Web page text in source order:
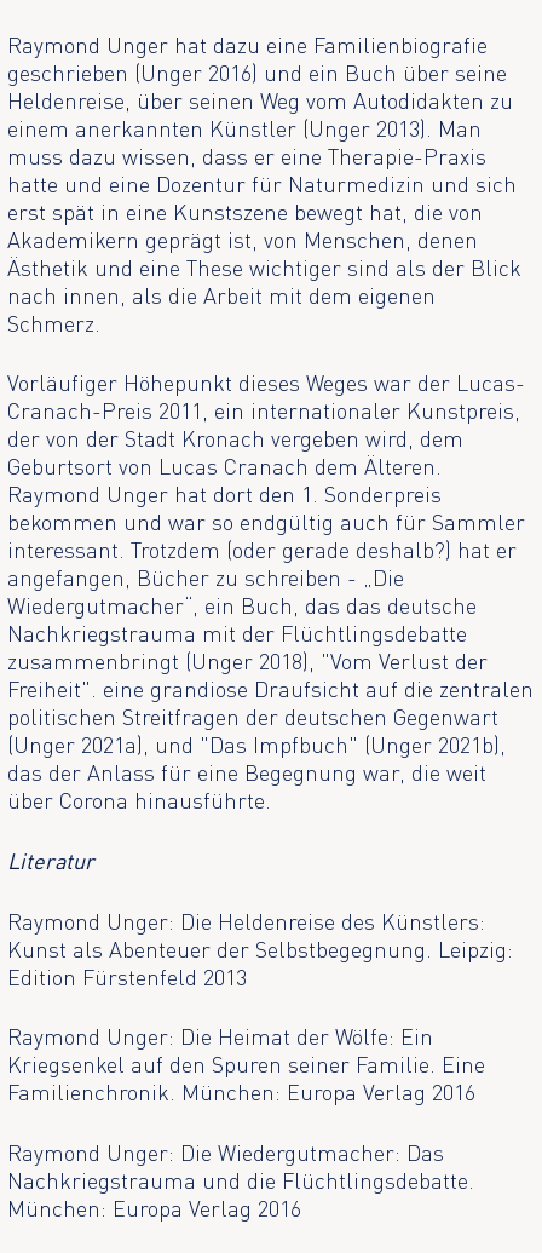
Raymond Unger hat dazu eine Familienbiografie
geschrieben (Unger 2016) und ein Buch über seine
Heldenreise, über seinen Weg vom Autodidakten zu
einem anerkannten Künstler (Unger 2013). Man
muss dazu wissen, dass er eine Therapie-Praxis
hatte und eine Dozentur für Naturmedizin und sich
erst spät in eine Kunstszene bewegt hat, die von
Akademikern geprägt ist, von Menschen, denen
Ästhetik und eine These wichtiger sind als der Blick
nach innen, als die Arbeit mit dem eigenen
Schmerz.
Vorläufiger Höhepunkt dieses Weges war der Lucas-
Cranach-Preis 2011, ein internationaler Kunstpreis,
der von der Stadt Kronach vergeben wird, dem
Geburtsort von Lucas Cranach dem Älteren.
Raymond Unger hat dort den 1. Sonderpreis
bekommen und war so endgültig auch für Sammler
interessant. Trotzdem (oder gerade deshalb?) hat er
angefangen, Bücher zu schreiben - „Die
Wiedergutmacher“, ein Buch, das das deutsche
Nachkriegstrauma mit der Flüchtlingsdebatte
zusammenbringt (Unger 2018), "Vom Verlust der
Freiheit". eine grandiose Draufsicht auf die zentralen
politischen Streitfragen der deutschen Gegenwart
(Unger 2021a), und "Das Impfbuch" (Unger 2021b),
das der Anlass für eine Begegnung war, die weit
über Corona hinausführte.
Literatur
Raymond Unger: Die Heldenreise des Künstlers:
Kunst als Abenteuer der Selbstbegegnung. Leipzig:
Edition Fürstenfeld 2013
Raymond Unger: Die Heimat der Wölfe: Ein
Kriegsenkel auf den Spuren seiner Familie. Eine
Familienchronik. München: Europa Verlag 2016
Raymond Unger: Die Wiedergutmacher: Das
Nachkriegstrauma und die Flüchtlingsdebatte.
München: Europa Verlag 2016